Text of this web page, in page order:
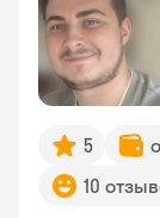
5
10